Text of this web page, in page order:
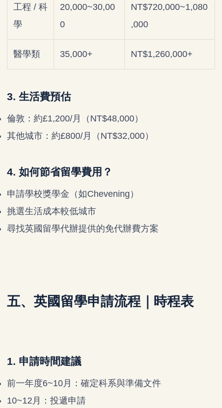
工程 / 科
學
20,000~30,00
0
NT$720,000~1,080
,000
醫學類 35,000+ NT$1,260,000+
3. 生活費預估
倫敦：約£1,200/月（NT$48,000）
其他城市：約£800/月（NT$32,000）
4. 如何節省留學費用？
申請學校獎學金（如Chevening）
挑選生活成本較低城市
尋找英國留學代辦提供的免代辦費方案
五、英國留學申請流程｜時程表
1. 申請時間建議
前一年度6~10月：確定科系與準備文件
10~12月：投遞申請